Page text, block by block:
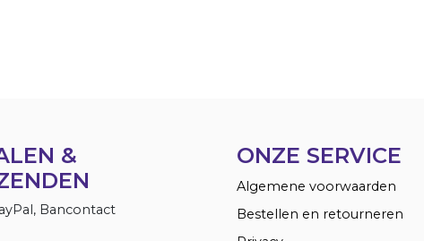
&
Bancontact
ONZE SERVICE
Algemene voorwaarden
Bestellen en retourneren